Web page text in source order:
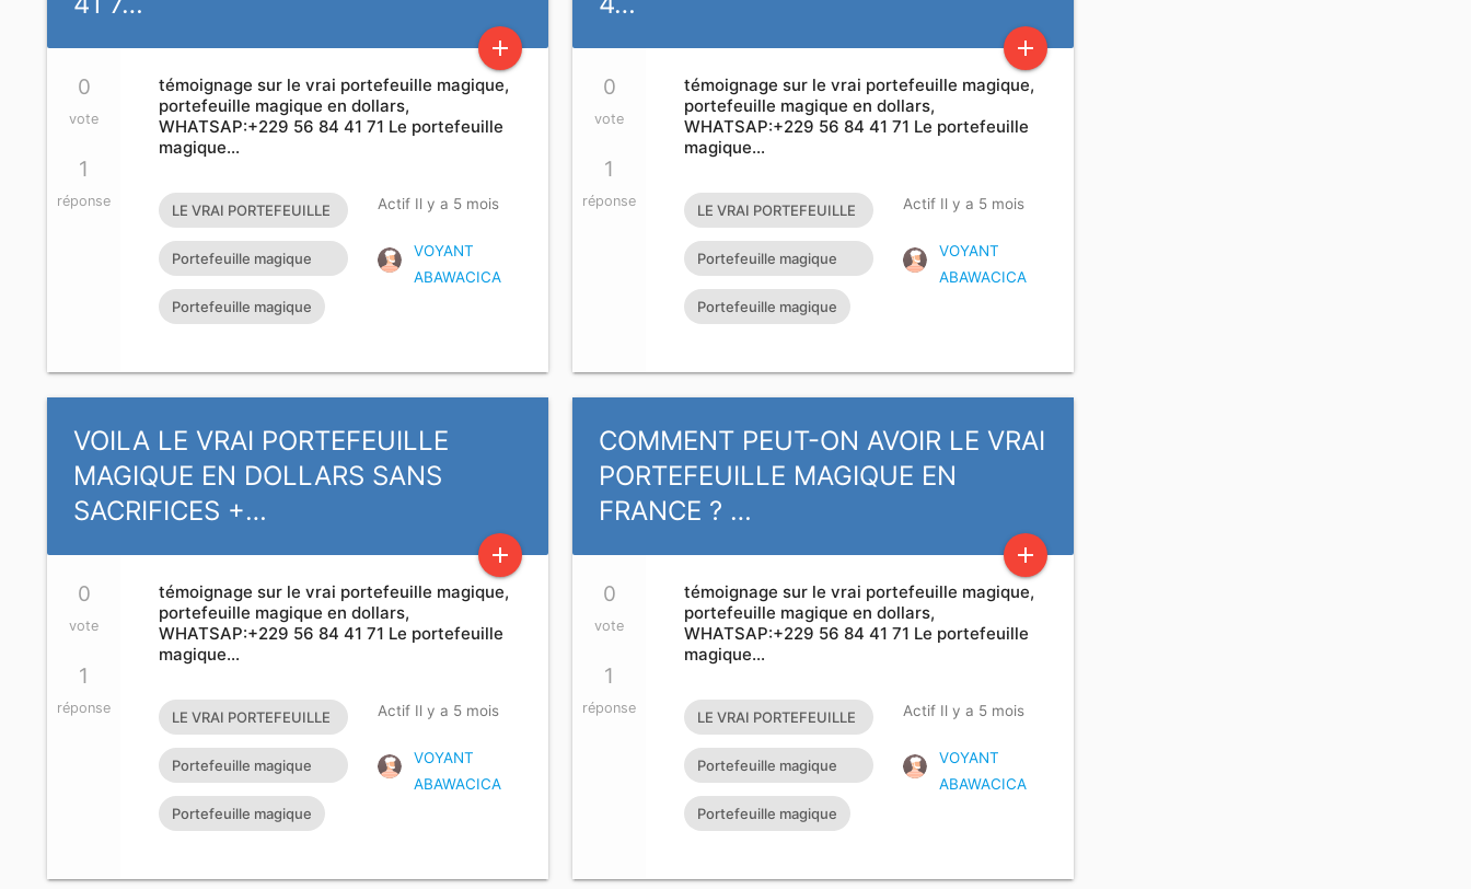
add
0
vote
1
réponse
témoignage sur le vrai portefeuille magique,
portefeuille magique en dollars,
WHATSAP:+229 56 84 41 71 Le portefeuille
magique…
LE VRAI PORTEFEUILLE
MAGIQUE EXISTE T’IL?
Portefeuille magique
rapide
Portefeuille magique
Actif Il y a 5 mois
VOYANT
ABAWACICA
add
0
vote
1
réponse
témoignage sur le vrai portefeuille magique,
portefeuille magique en dollars,
WHATSAP:+229 56 84 41 71 Le portefeuille
magique…
LE VRAI PORTEFEUILLE
MAGIQUE EXISTE T’IL?
Portefeuille magique
rapide
Portefeuille magique
Actif Il y a 5 mois
VOYANT
ABAWACICA
VOILA LE VRAI PORTEFEUILLE
MAGIQUE EN DOLLARS SANS
SACRIFICES +…
add
0
vote
1
réponse
témoignage sur le vrai portefeuille magique,
portefeuille magique en dollars,
WHATSAP:+229 56 84 41 71 Le portefeuille
magique…
LE VRAI PORTEFEUILLE
MAGIQUE EXISTE T’IL?
Portefeuille magique
rapide
Portefeuille magique
Actif Il y a 5 mois
VOYANT
ABAWACICA
COMMENT PEUT-ON AVOIR LE VRAI
PORTEFEUILLE MAGIQUE EN
FRANCE ? …
add
0
vote
1
réponse
témoignage sur le vrai portefeuille magique,
portefeuille magique en dollars,
WHATSAP:+229 56 84 41 71 Le portefeuille
magique…
LE VRAI PORTEFEUILLE
MAGIQUE EXISTE T’IL?
Portefeuille magique
rapide
Portefeuille magique
Actif Il y a 5 mois
VOYANT
ABAWACICA